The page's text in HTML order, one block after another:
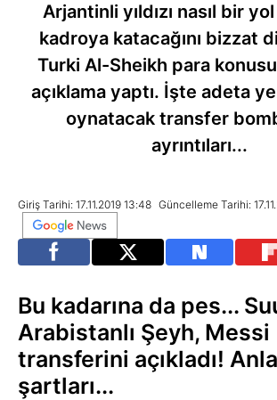
Arjantinli yıldızı nasıl bir
kadroya katacağını bizzat
Turki Al-Sheikh para
açıklama yaptı. İşte adeta
oynatacak transfer
ayrıntıları...
Giriş Tarihi: 17.11.2019 13:48 Güncelleme Tarihi:
Bu kadarına da pes...
Arabistanlı Şeyh, Messi
transferini açıkladı!
şartları...